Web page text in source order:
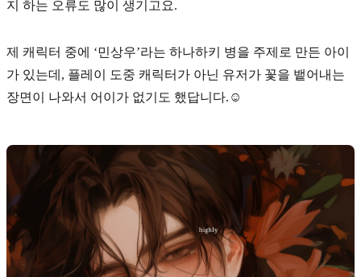
지 하는 오류도 많이 생기고요.
제 캐릭터 중에 ‘민상우’라는 하나하키 병을 주제로 만든 아이
가 있는데, 플레이 도중 캐릭터가 아닌 유저가 꽃을 뱉어내는
장면이 나와서 어이가 없기도 했답니다.☺️